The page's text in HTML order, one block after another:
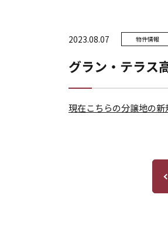
2023.08.07 物件情報
グラン・テラス
現在こちらの分譲地の新